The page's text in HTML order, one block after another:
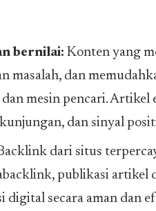
bernilai: Konten yang
masalah, dan
mesin pencari.
dan sinyal
dari situs
publikasi artikel
digital secara aman dan